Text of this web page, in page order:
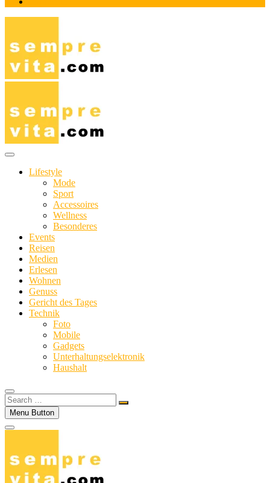
Lifestyle
Mode
Sport
Accessoires
Wellness
Besonderes
Events
Reisen
Medien
Erlesen
Wohnen
Genuss
Gericht des Tages
Technik
Foto
Mobile
Gadgets
Unterhaltungselektronik
Haushalt
Search
…Menu Button